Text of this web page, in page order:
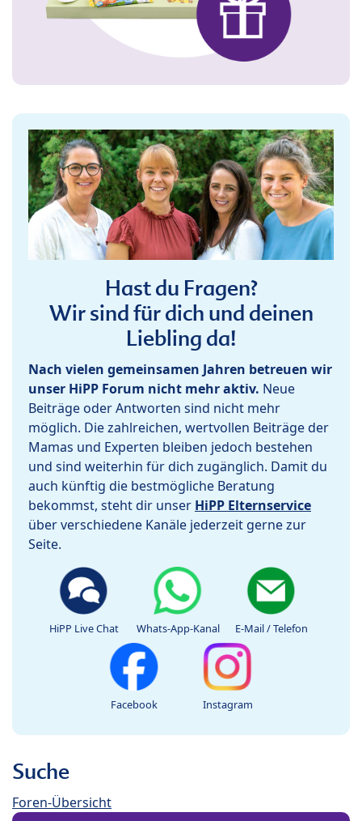
Hast du Fragen?
Wir sind für dich und deinen
Liebling da!
Nach vielen gemeinsamen Jahren betreuen wir
unser HiPP Forum nicht mehr aktiv. Neue
Beiträge oder Antworten sind nicht mehr
möglich. Die zahlreichen, wertvollen Beiträge der
Mamas und Experten bleiben jedoch bestehen
und sind weiterhin für dich zugänglich. Damit du
auch künftig die bestmögliche Beratung
bekommst, steht dir unser HiPP Elternservice
über verschiedene Kanäle jederzeit gerne zur
Seite.
HiPP Live Chat Whats-App-Kanal E-Mail / Telefon
Facebook Instagram
Suche
Foren-Übersicht